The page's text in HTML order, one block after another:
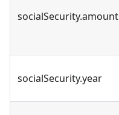
socialSecurity.amount
socialSecurity.year